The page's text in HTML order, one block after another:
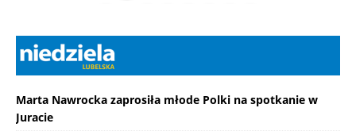
Marta Nawrocka zaprosiła młode Polki na spotkanie w
Juracie